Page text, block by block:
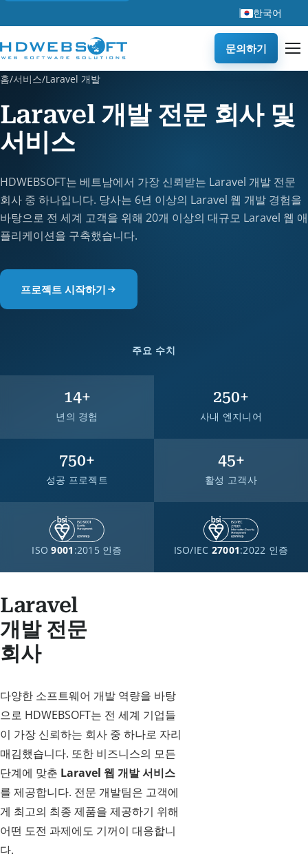
한국어
문의하기
홈/서비스/Laravel 개발
Laravel 개발 전문 회사 및
서비스
HDWEBSOFT는 베트남에서 가장 신뢰받는 Laravel 개발 전문
회사 중 하나입니다. 당사는 6년 이상의 Laravel 웹 개발 경험을
바탕으로 전 세계 고객을 위해 20개 이상의 대규모 Laravel 웹 애
플리케이션을 구축했습니다.
프로젝트 시작하기
주요 수치
14+
년의 경험
250+
사내 엔지니어
750+
성공 프로젝트
45+
활성 고객사
ISO9001 :2015 인증 ISO/IEC 27001:2022 인증
Laravel
개발 전문
회사
다양한 소프트웨어 개발 역량을 바탕
으로 HDWEBSOFT는 전 세계 기업들
이 가장 신뢰하는 회사 중 하나로 자리
매김했습니다. 또한 비즈니스의 모든
단계에 맞춘 Laravel 웹 개발 서비스
를 제공합니다. 전문 개발팀은 고객에
게 최고의 최종 제품을 제공하기 위해
어떤 도전 과제에도 기꺼이 대응합니
다.